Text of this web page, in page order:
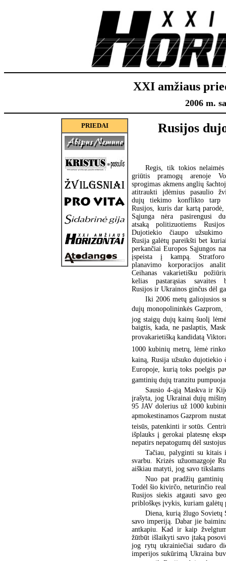
XXI amžiaus
2006 m.
PRIEDAI Rusijos
Regis, tik tokios
griūtis pramogų arenoje
sprogimas akmens anglių
atitraukti įdėmius pasaulio
dujų tiekimo konflikto tarp
Rusijos, kuris dar kartą
Sąjunga nėra pasirengusi
atsaką politizuotiems
Dujotiekio čiaupo užsukimo
Rusija galėtų pareikšti bet
perkančiai Europos Sąjungos
įspeista į kampą. Stratforo
planavimo korporacijos
Ceihanas vakarietišku
kelias pastarąsias savaites
Rusijos ir Ukrainos ginčus dėl
Iki 2006 metų galiojusios
dujų monopolininkės
jog staigų dujų kainų šuolį
baigtis, kada, ne paslaptis,
provakarietišką kandidatą
1000 kubinių metrų, lėmė
kainą, Rusija užsuko dujotiekio
Europoje, kurią toks poelgis
gamtinių dujų tranzitu
Sausio 4-ąją Maskva ir
įrašyta, jog Ukrainai dujų
95 JAV dolerius už 1000
apmokestinamos Gazprom
teisūs, patenkinti ir sotūs.
išplauks į gerokai platesnę
nepatirs nepatogumų dėl
Tačiau, palyginti su kitais
svarbu. Krizės užuomazgoje
aiškiau matyti, jog savo
Nuo pat pradžių gamtinių
Todėl šio kivirčo, neturinčio
Rusijos siekis atgauti savo
pribloškęs įvykis, kuriam
Diena, kurią žlugo Sovietų
savo imperiją. Dabar jie
antkapiu. Kad ir kaip
žūtbūt išlaikyti savo įtaką
jog rytų ukrainiečiai sudaro
imperijos sukūrimą Ukraina